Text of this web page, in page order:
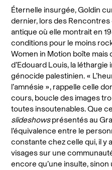
Éternelle insurgée, Goldin
dernier, lors des Rencontres
antique où elle montrait en
conditions pour le moins
Women in Motion boîte
d’Edouard Louis, la
génocide palestinien.«
l’amnésie », rappelle celle
cours, boucle des images
toutes insoutenables. Que
slideshowsprésentés au
l’équivalence entre le
constante chez celle qui, il y
visages sur une
encore qu’une insulte, sinon